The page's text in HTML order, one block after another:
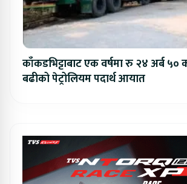
काँकडभिट्टाबाट एक वर्षमा रु २४ अर्ब ५०
बढीको पेट्रोलियम पदार्थ आयात